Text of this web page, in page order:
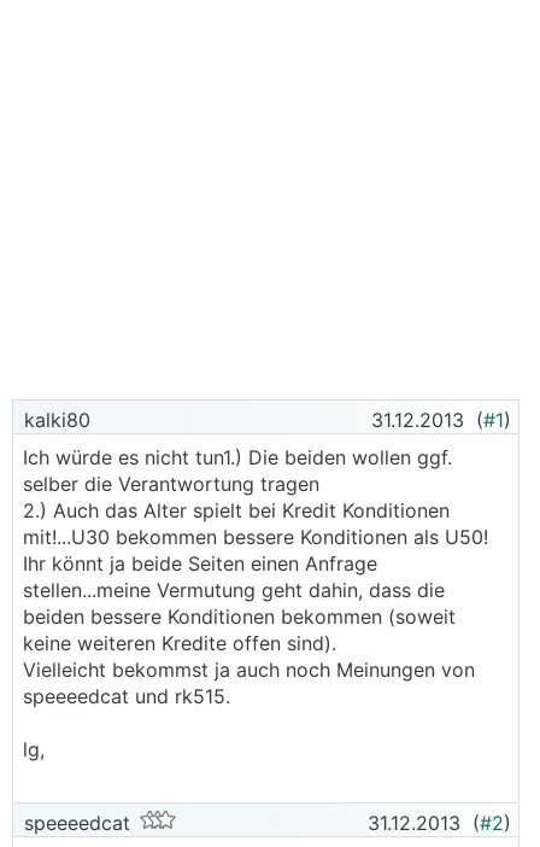
kalki80 31.12.2013 (#1)
Ich würde es nicht tun1.) Die beiden wollen ggf.
selber die Verantwortung tragen
2.) Auch das Alter spielt bei Kredit Konditionen
mit!...U30 bekommen bessere Konditionen als U50!
Ihr könnt ja beide Seiten einen Anfrage
stellen...meine Vermutung geht dahin, dass die
beiden bessere Konditionen bekommen (soweit
keine weiteren Kredite offen sind).
Vielleicht bekommst ja auch noch Meinungen von
speeeedcat und rk515.
lg,
speeeedcat 31.12.2013 (#2)